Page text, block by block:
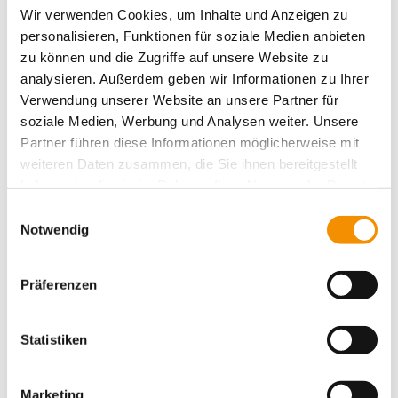
Wir verwenden Cookies, um Inhalte und Anzeigen zu
personalisieren, Funktionen für soziale Medien anbieten
zu können und die Zugriffe auf unsere Website zu
analysieren. Außerdem geben wir Informationen zu Ihrer
Verwendung unserer Website an unsere Partner für
soziale Medien, Werbung und Analysen weiter. Unsere
Partner führen diese Informationen möglicherweise mit
weiteren Daten zusammen, die Sie ihnen bereitgestellt
Notwendig
Präferenzen
Statistiken
Marketing
Standard-Tickets starten abca.
51,90 €
Premium-Tickets ab ca.65 €
Weitere Varianten: Premium Paket
(z. B. mit Gastronomie) ca. 129 €,
Logen­plätze ca. 189 €
Hinweis: Die Eintrittskarte gilt –
sofern mit VRS-Logo versehen –
auch als Fahrausweis im Netz des
Verkehrsverbund Rhein‑Sieg (VRS)
zwei Klasse, i. d. R. 4 Stunden vor
Veranstaltungsbeginn bis
Die Lachende Kölnarena findet
Karnevalssession statt, wobei die